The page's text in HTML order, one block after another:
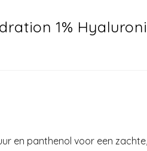
1%
en panthenol voor een